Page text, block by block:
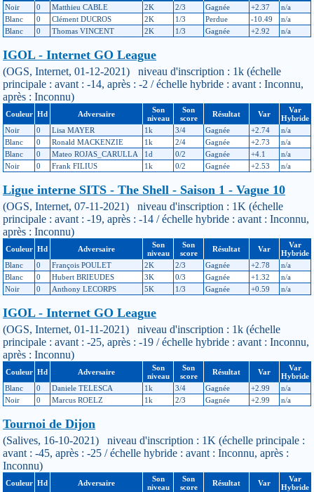
Noir
0 Matthieu CABLE 2K 2/3 Gagnée +2.37
n/a
Blanc
0 Clément DUCROS 2K 1/3 Perdue -10.49
n/a
Blanc
0 Thomas VINCENT 2K 1/3 Gagnée +2.92 n/a
IGOL - Internet GO League
(OGS, Internet, 01-12-2021) niveau d'inscription : 1k (échelle
principale : avant : -14, après : -2 / échelle hybride : avant : Inconnu,
après : Inconnu)
Couleur Hd Adversaire
Son
niveau
Son
score
Résultat Var
Var
Hybride
Noir
0 Lisa MAYER 1k 3/4 Gagnée +2.74
n/a
Blanc
0 Ronald MACKENZIE 1k 2/4 Gagnée +2.73
n/a
Blanc
0 Mateo ROJAS_CARULLA 1d 0/2 Gagnée +4.1
n/a
Noir
0 Frank FILIUS 1k 0/2 Gagnée +2.53 n/a
Ligue interne SITS - The Shell - Saison 1 - Vague 10
(OGS, Internet, 07-11-2021) niveau d'inscription : 1K (échelle
principale : avant : -19, après : -14 / échelle hybride : avant : Inconnu,
après : Inconnu)
Couleur Hd Adversaire
Son
niveau
Son
score
Résultat Var
Var
Hybride
Blanc
0 François POULET 2K 2/3 Gagnée +2.78
n/a
Blanc
0 Hubert BRIEUDES 3K 0/3 Gagnée +1.32
n/a
Noir
0 Anthony LECORPS 5K 1/3 Gagnée +0.59 n/a
IGOL - Internet GO League
(OGS, Internet, 01-11-2021) niveau d'inscription : 1k (échelle
principale : avant : -25, après : -19 / échelle hybride : avant : Inconnu,
après : Inconnu)
Couleur Hd Adversaire
Son
niveau
Son
score
Résultat Var
Var
Hybride
Blanc
0 Daniele TELESCA 1k 3/4 Gagnée +2.99
n/a
Noir
0 Marcus ROELZ 1k 2/3 Gagnée +2.99 n/a
Tournoi de Dijon
(Salives, 16-10-2021) niveau d'inscription : 1K (échelle principale :
avant : -45, après : -25 / échelle hybride : avant : Inconnu, après :
Inconnu)
Couleur Hd Adversaire
Son
niveau
Son
score
Résultat Var
Var
Hybride